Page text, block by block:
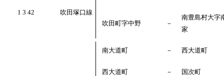
1 3 42 吹田塚口線
吹田町字中野 －
南豊島村大字
家
南大道町 － 西大道町
西大道町 － 国次町